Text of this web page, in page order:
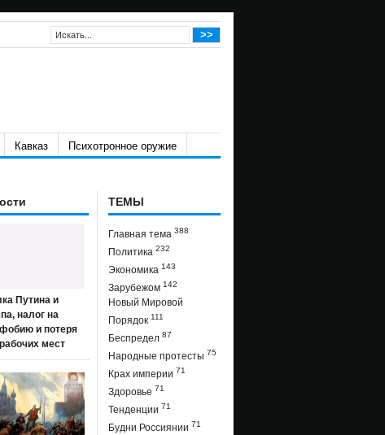
Кавказ
Психотронное оружие
Путина и
налог на
и потеря
мест
ТЕМЫ
Главная тема 388
Политика 232
Экономика 143
Зарубежом 142
Новый Мировой
Порядок 111
Беспредел 87
Народные протесты 75
Крах империи 71
Здоровье 71
Тенденции 71
Будни Россиянии 71